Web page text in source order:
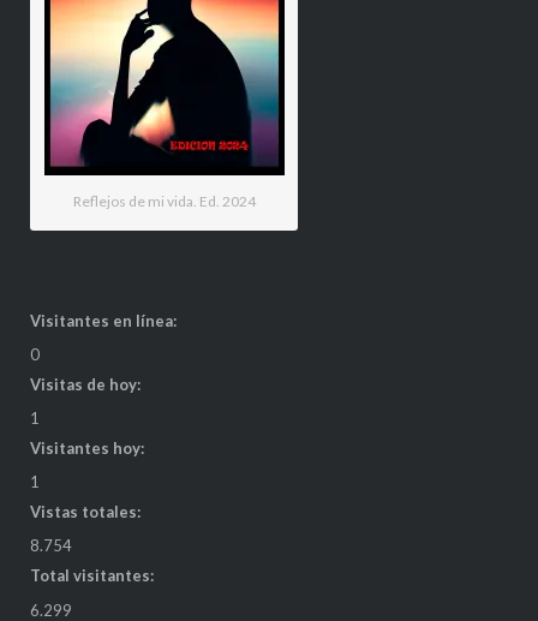
Reflejos de mi vida. Ed. 2024
Visitantes en línea:
0
Visitas de hoy:
1
Visitantes hoy:
1
Vistas totales:
8.754
Total visitantes:
6.299